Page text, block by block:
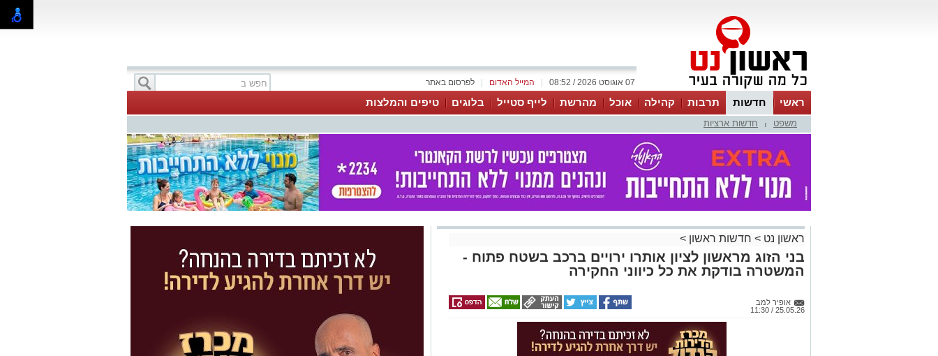
לפרסום באתר המייל האדום 07 אוגוסט 2026 / 08:52
ראשי חדשות תרבות קהילה אוכל מהרשת לייף סטייל בלוגים טיפים והמלצות
משפט חדשות ארציות
ראשון נט > חדשות ראשון >
בני הזוג מראשון לציון אותרו ירויים ברכב בשטח פתוח -
המשטרה בודקת את כל כיווני החקירה
אופיר למב
25.05.26 / 11:30